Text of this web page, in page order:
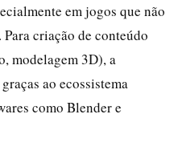
em jogos que não
criação de conteúdo
modelagem 3D), a
ao ecossistema
como Blender e